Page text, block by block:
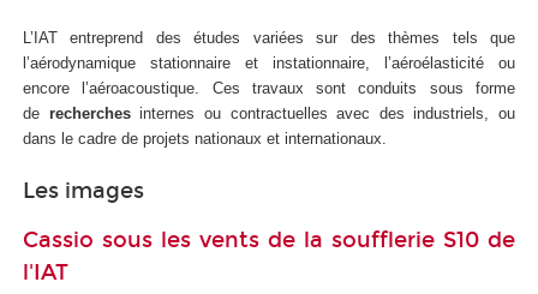
L’IAT entreprend des études variées sur des thèmes tels que
l’aérodynamique stationnaire et instationnaire, l’aéroélasticité ou
encore l’aéroacoustique. Ces travaux sont conduits sous forme
de recherchesinternes ou contractuelles avec des industriels, ou
dans le cadre de projets nationaux et internationaux.
Les images
Cassio sous les vents de la soufflerie S10 de
l'IAT